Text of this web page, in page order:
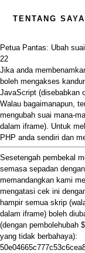
TENTANG SAYA
Petua Pantas: Ubah
22
Jika anda
boleh mengakses
JavaScript (disebabkan
Walau bagaimanapun,
mengubah suai mana-
dalam iframe). Untuk
PHP anda sendiri dan
Sesetengah pembekal
semasa sepadan
memandangkan kami
mengatasi cek ini
hampir semua skrip
dalam iframe) boleh
(dengan pembolehubah
yang tidak berbahaya):